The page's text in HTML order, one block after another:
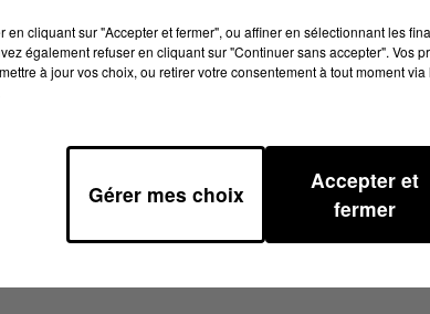
en cliquant sur "Accepter et fermer", ou affiner en sélectionnant les
également refuser en cliquant sur "Continuer sans accepter". Vos
à jour vos choix, ou retirer votre consentement à tout moment
Gérer mes choix
Accepter et
fermer